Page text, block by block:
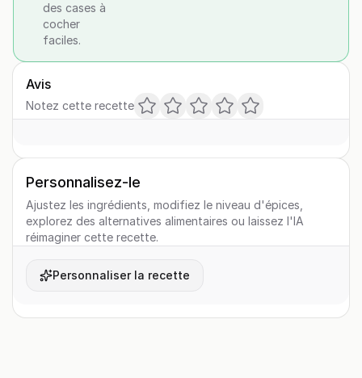
des cases à
cocher
faciles.
Avis
Notez cette recette
Personnalisez-le
Ajustez les ingrédients, modifiez le niveau d'épices,
explorez des alternatives alimentaires ou laissez l'IA
réimaginer cette recette.
Personnaliser la recette